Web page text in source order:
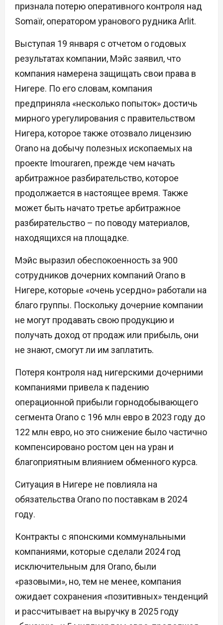
признала потерю оперативного контроля над
Somaïr, оператором уранового рудника Arlit.
Выступая 19 января с отчетом о годовых
результатах компании, Мэйс заявил, что
компания намерена защищать свои права в
Нигере. По его словам, компания
предприняла «несколько попыток» достичь
мирного урегулирования с правительством
Нигера, которое также отозвало лицензию
Orano на добычу полезных ископаемых на
проекте Imouraren, прежде чем начать
арбитражное разбирательство, которое
продолжается в настоящее время. Также
может быть начато третье арбитражное
разбирательство – по поводу материалов,
находящихся на площадке.
Мэйс выразил обеспокоенность за 900
сотрудников дочерних компаний Orano в
Нигере, которые «очень усердно» работали на
благо группы. Поскольку дочерние компании
не могут продавать свою продукцию и
получать доход от продаж или прибыль, они
не знают, смогут ли им заплатить.
Потеря контроля над нигерскими дочерними
компаниями привела к падению
операционной прибыли горнодобывающего
сегмента Orano с 196 млн евро в 2023 году до
122 млн евро, но это снижение было частично
компенсировано ростом цен на уран и
благоприятным влиянием обменного курса.
Ситуация в Нигере не повлияла на
обязательства Orano по поставкам в 2024
году.
Контракты с японскими коммунальными
компаниями, которые сделали 2024 год
исключительным для Orano, были
«разовыми», но, тем не менее, компания
ожидает сохранения «позитивных» тенденций
и рассчитывает на выручку в 2025 году